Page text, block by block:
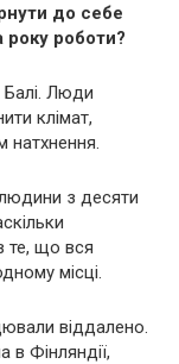
до себе
року роботи?
Балі. Люди
клімат,
натхнення.
з десяти
те, що вся
місці.
віддалено.
Фінляндії,